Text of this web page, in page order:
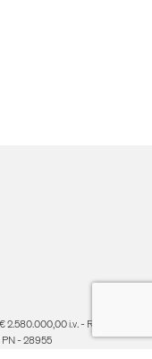
i.v. - Registro
PN - 28955